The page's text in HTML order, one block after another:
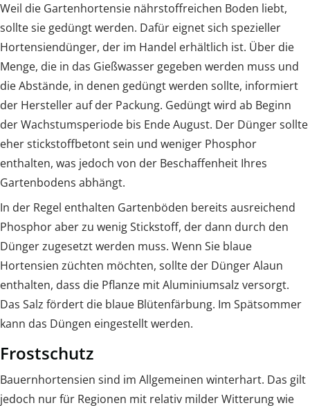
Weil die Gartenhortensie nährstoffreichen Boden liebt,
sollte sie gedüngt werden. Dafür eignet sich spezieller
Hortensiendünger, der im Handel erhältlich ist. Über die
Menge, die in das Gießwasser gegeben werden muss und
die Abstände, in denen gedüngt werden sollte, informiert
der Hersteller auf der Packung. Gedüngt wird ab Beginn
der Wachstumsperiode bis Ende August. Der Dünger sollte
eher stickstoffbetont sein und weniger Phosphor
enthalten, was jedoch von der Beschaffenheit Ihres
Gartenbodens abhängt.
In der Regel enthalten Gartenböden bereits ausreichend
Phosphor aber zu wenig Stickstoff, der dann durch den
Dünger zugesetzt werden muss. Wenn Sie blaue
Hortensien züchten möchten, sollte der Dünger Alaun
enthalten, dass die Pflanze mit Aluminiumsalz versorgt.
Das Salz fördert die blaue Blütenfärbung. Im Spätsommer
kann das Düngen eingestellt werden.
Frostschutz
Bauernhortensien sind im Allgemeinen winterhart. Das gilt
jedoch nur für Regionen mit relativ milder Witterung wie